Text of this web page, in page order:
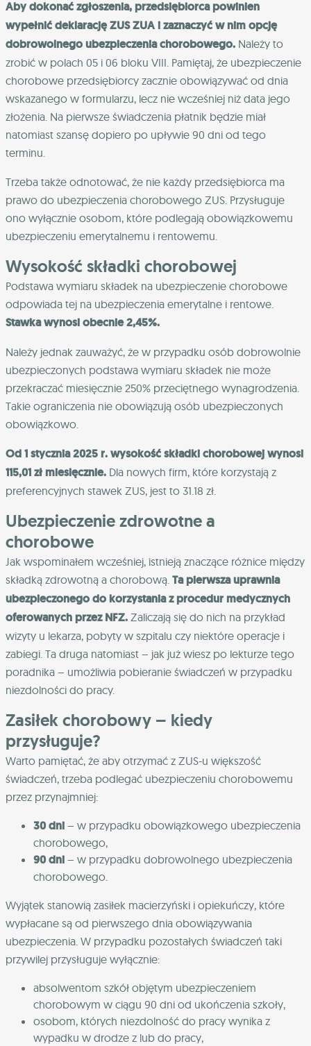
Aby dokonać zgłoszenia, przedsiębiorca powinien
wypełnić deklarację ZUS ZUA i zaznaczyć w nim opcję
dobrowolnego ubezpieczenia chorobowego. Należy to
zrobić w polach 05 i 06 bloku VIII. Pamiętaj, że ubezpieczenie
chorobowe przedsiębiorcy zacznie obowiązywać od dnia
wskazanego w formularzu, lecz nie wcześniej niż data jego
złożenia. Na pierwsze świadczenia płatnik będzie miał
natomiast szansę dopiero po upływie 90 dni od tego
terminu.
Trzeba także odnotować, że nie każdy przedsiębiorca ma
prawo do ubezpieczenia chorobowego ZUS. Przysługuje
ono wyłącznie osobom, które podlegają obowiązkowemu
ubezpieczeniu emerytalnemu i rentowemu.
Wysokość składki chorobowej
Podstawa wymiaru składek na ubezpieczenie chorobowe
odpowiada tej na ubezpieczenia emerytalne i rentowe.
Stawka wynosi obecnie 2,45%.
Należy jednak zauważyć, że w przypadku osób dobrowolnie
ubezpieczonych podstawa wymiaru składek nie może
przekraczać miesięcznie 250% przeciętnego wynagrodzenia.
Takie ograniczenia nie obowiązują osób ubezpieczonych
obowiązkowo.
Od 1 stycznia 2025 r. wysokość składki chorobowej wynosi
115,01 zł miesięcznie. Dla nowych firm, które korzystają z
preferencyjnych stawek ZUS, jest to 31.18 zł.
Ubezpieczenie zdrowotne a
chorobowe
Jak wspominałem wcześniej, istnieją znaczące różnice między
składką zdrowotną a chorobową. Ta pierwsza uprawnia
ubezpieczonego do korzystania z procedur medycznych
oferowanych przez NFZ. Zaliczają się do nich na przykład
wizyty u lekarza, pobyty w szpitalu czy niektóre operacje i
zabiegi. Ta druga natomiast – jak już wiesz po lekturze tego
poradnika – umożliwia pobieranie świadczeń w przypadku
niezdolności do pracy.
Zasiłek chorobowy – kiedy
przysługuje?
Warto pamiętać, że aby otrzymać z ZUS-u większość
świadczeń, trzeba podlegać ubezpieczeniu chorobowemu
przez przynajmniej:
30 dni – w przypadku obowiązkowego ubezpieczenia
chorobowego,
90 dni – w przypadku dobrowolnego ubezpieczenia
chorobowego.
Wyjątek stanowią zasiłek macierzyński i opiekuńczy, które
wypłacane są od pierwszego dnia obowiązywania
ubezpieczenia. W przypadku pozostałych świadczeń taki
przywilej przysługuje wyłącznie:
absolwentom szkół objętym ubezpieczeniem
chorobowym w ciągu 90 dni od ukończenia szkoły,
osobom, których niezdolność do pracy wynika z
wypadku w drodze z lub do pracy,